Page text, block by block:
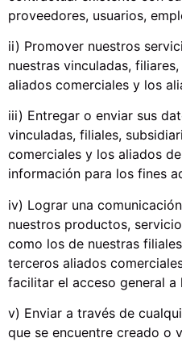
proveedores, usuarios,
ii) Promover nuestros
nuestras vinculadas,
aliados comerciales y los
iii) Entregar o enviar sus
vinculadas, filiales,
comerciales y los aliados
información para los fines
iv) Lograr una
nuestros productos,
como los de nuestras
terceros aliados
facilitar el acceso general
v) Enviar a través de
que se encuentre creado o